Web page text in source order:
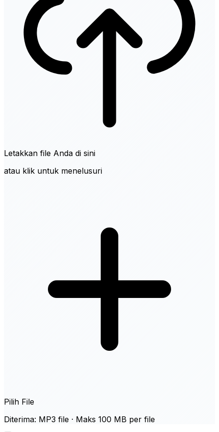
Letakkan file Anda di sini
atau klik untuk menelusuri
Pilih File
Diterima: MP3 file · Maks 100 MB per file